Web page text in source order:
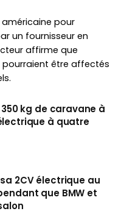
pour
un fournisseur en
affirme que
pourraient être affectés
kg de caravane à
à quatre
2CV électrique au
que BMW et